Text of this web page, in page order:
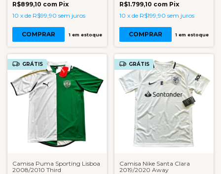
R$899,10 com Pix
10 x de R$99,90 sem juros
COMPRAR 1em estoque
R$1.799,10 com Pix
10 x de R$199,90 sem juros
COMPRAR 1 em estoque
GRÁTIS
Camisa Puma Sporting Lisboa
2008/2010 Third
GRÁTIS
Camisa Nike Santa Clara
2019/2020 Away